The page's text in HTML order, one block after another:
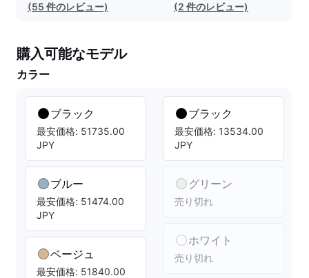
(55 件のレビュー)
(2 件のレビュー)
購入可能なモデル
カラー
ブラック
最安価格: 51735.00
JPY
ブルー
最安価格: 51474.00
JPY
ベージュ
最安価格: 51840.00
ブラック
最安価格: 13534.00
JPY
グリーン
売り切れ
ホワイト
売り切れ